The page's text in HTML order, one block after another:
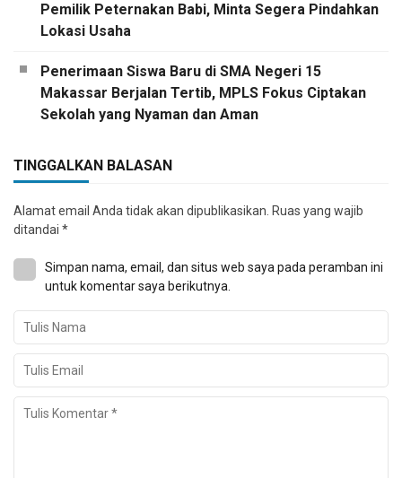
Pemilik Peternakan Babi, Minta Segera Pindahkan
Lokasi Usaha
Penerimaan Siswa Baru di SMA Negeri 15
Makassar Berjalan Tertib, MPLS Fokus Ciptakan
Sekolah yang Nyaman dan Aman
TINGGALKAN BALASAN
Alamat email Anda tidak akan dipublikasikan. Ruas yang wajib
ditandai *
Simpan nama, email, dan situs web saya pada peramban ini
untuk komentar saya berikutnya.